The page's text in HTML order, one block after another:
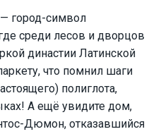
город-символ
среди лесов и дворцов
династии Латинской
что помнил шаги
полиглота,
А ещё увидите дом,
Дюмон, отказавшийся